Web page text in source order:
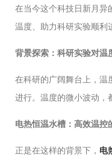
在当今这个科技日新月异
温度、助力科研实验顺利
背景探索：科研实验对温
在科研的广阔舞台上，温
进行。温度的微小波动，
电热恒温水槽：高效温控
正是在这样的背景下， 电